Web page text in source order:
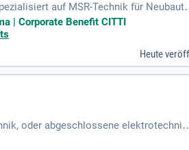
auf MSR-Technik für
tätig und bieten spannende H
und beliefert Kunden in Deutschland
der Bauabteilung benötigen wir Verstä
Bewerben Sie sich jetzt für eine
| Corporate Benefit CITTI
Heute
oder abgeschlossene